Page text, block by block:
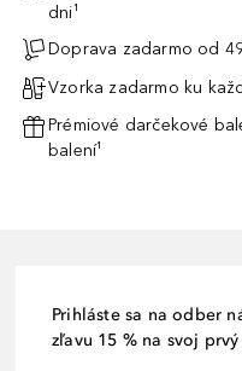
dni¹
Doprava zadarmo od
Vzorka zadarmo ku
Prémiové darčekové
balení¹
Prihláste sa na odber
zľavu 15 % na svoj